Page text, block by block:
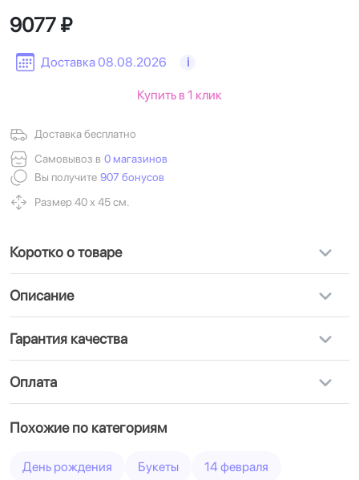
Доставка 08.08.2026 i
9077 ₽
Доставка бесплатно
Самовывоз в 0 магазинов
Вы получите 907 бонусов
Размер 40 х 45 см.
Купить в 1 клик
Коротко о товаре
Описание
Гарантия качества
Оплата
Похожие по категориям
День рождения Букеты 14 февраля